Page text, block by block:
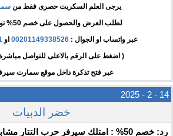
يرجى العلم السكربت حصرى فقط من
لطلب العرض والحصول على خصم 50% تواصل معنا الان
عبر واتساب او الجوال : 00201149338526 او
( اضغط على الرقم بالاعلى للتواصل
عبر فتح تذكرة داخل موقع سمارت
14 - 2 - 2025
خضر الدبيات
رد: خصم 50% : امتلك سيرفر حرب التتار